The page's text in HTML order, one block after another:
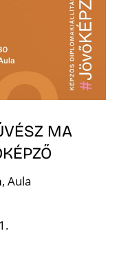
MA
Aula